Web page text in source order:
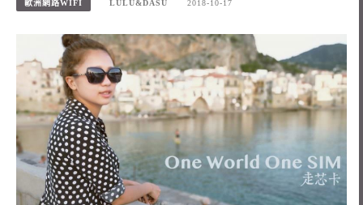
歐洲網路WIFI LULU&DASU 2018-10-17